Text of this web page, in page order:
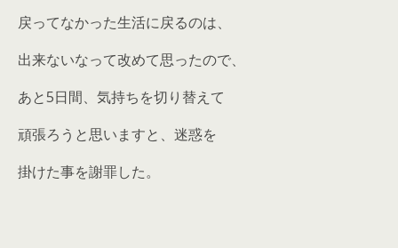
戻ってなかった生活に戻るのは、
出来ないなって改めて思ったので、
あと5日間、気持ちを切り替えて
頑張ろうと思いますと、迷惑を
掛けた事を謝罪した。